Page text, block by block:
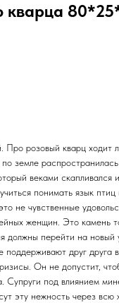
кварца
Про розовый кварц ходит
земле
веками скапливался и
понимать язык птиц
не чувственные
женщин. Это камень
должны перейти на новый
поддерживают друг друга
Он не допустит,
Супруги под влиянием
эту нежность через всю